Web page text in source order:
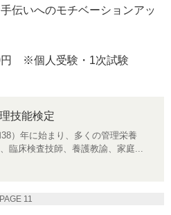
伝いへのモチベーションアッ
円 ※個人受験・1次試験
技能検定
）年に始まり、多くの管理栄養
臨床検査技師、養護教諭、家庭...
PAGE 11